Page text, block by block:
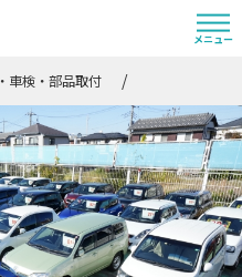
車検・部品取付